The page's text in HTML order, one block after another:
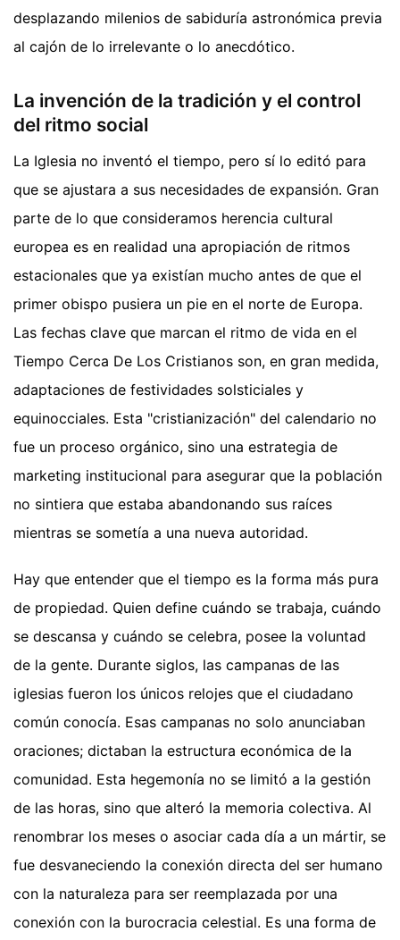
desplazando milenios de sabiduría astronómica previa
al cajón de lo irrelevante o lo anecdótico.
La invención de la tradición y el control
del ritmo social
La Iglesia no inventó el tiempo, pero sí lo editó para
que se ajustara a sus necesidades de expansión. Gran
parte de lo que consideramos herencia cultural
europea es en realidad una apropiación de ritmos
estacionales que ya existían mucho antes de que el
primer obispo pusiera un pie en el norte de Europa.
Las fechas clave que marcan el ritmo de vida en el
Tiempo Cerca De Los Cristianos son, en gran medida,
adaptaciones de festividades solsticiales y
equinocciales. Esta "cristianización" del calendario no
fue un proceso orgánico, sino una estrategia de
marketing institucional para asegurar que la población
no sintiera que estaba abandonando sus raíces
mientras se sometía a una nueva autoridad.
Hay que entender que el tiempo es la forma más pura
de propiedad. Quien define cuándo se trabaja, cuándo
se descansa y cuándo se celebra, posee la voluntad
de la gente. Durante siglos, las campanas de las
iglesias fueron los únicos relojes que el ciudadano
común conocía. Esas campanas no solo anunciaban
oraciones; dictaban la estructura económica de la
comunidad. Esta hegemonía no se limitó a la gestión
de las horas, sino que alteró la memoria colectiva. Al
renombrar los meses o asociar cada día a un mártir, se
fue desvaneciendo la conexión directa del ser humano
con la naturaleza para ser reemplazada por una
conexión con la burocracia celestial. Es una forma de